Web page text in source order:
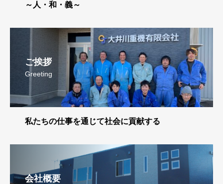
～人・和・義～
ご挨拶
Greeting
私たちの仕事を通じて社会に貢献する
会社概要